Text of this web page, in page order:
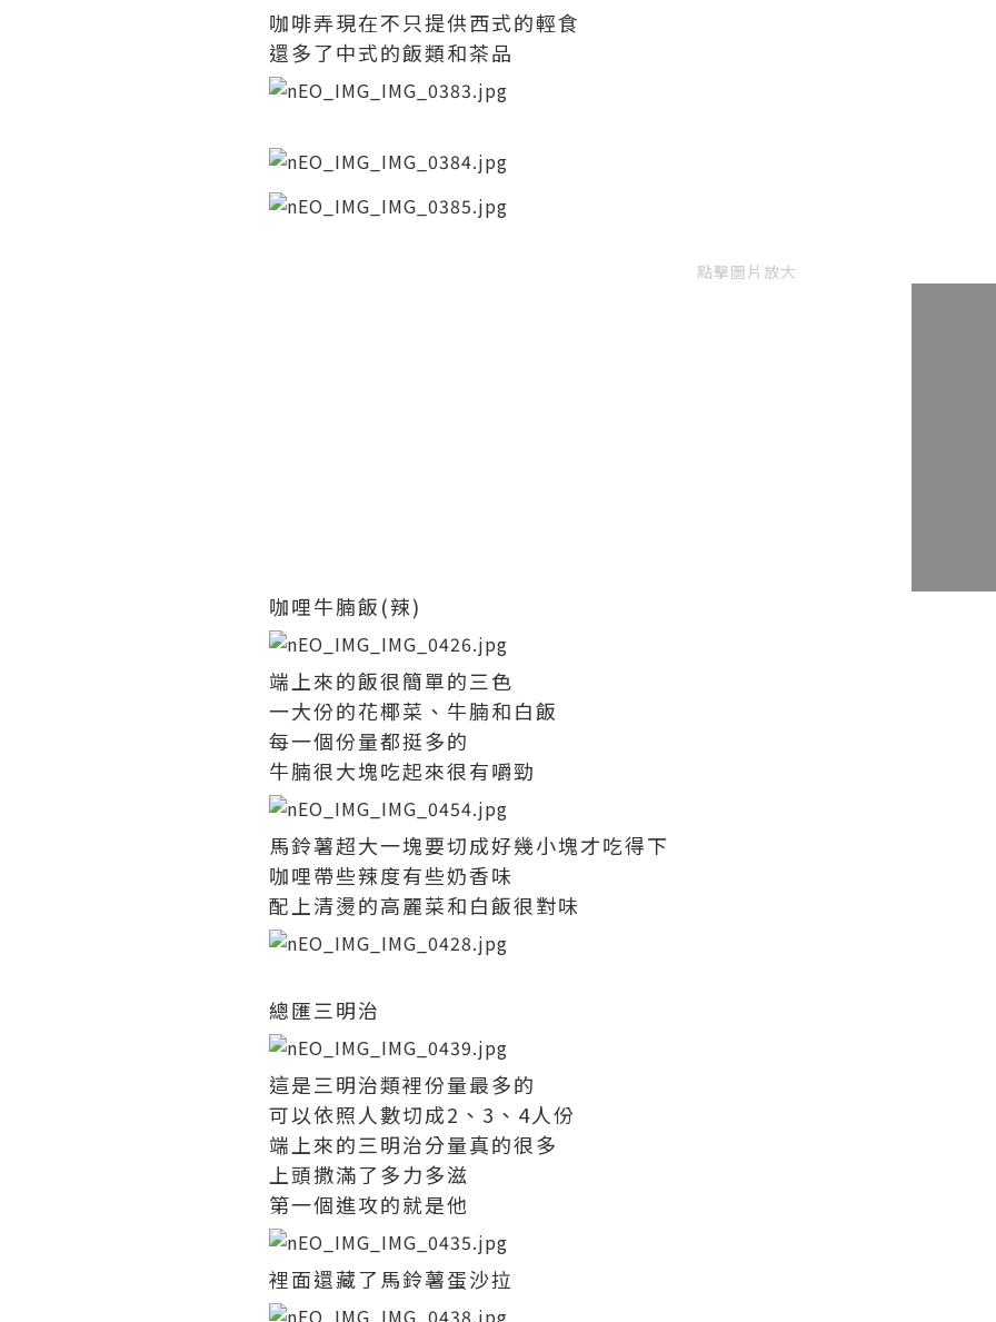
咖啡弄現在不只提供西式的輕食
還多了中式的飯類和茶品
點擊圖片放大
咖哩牛腩飯(辣)
端上來的飯很簡單的三色
一大份的花椰菜、牛腩和白飯
每一個份量都挺多的
牛腩很大塊吃起來很有嚼勁
馬鈴薯超大一塊要切成好幾小塊才吃得下
咖哩帶些辣度有些奶香味
配上清燙的高麗菜和白飯很對味
總匯三明治
這是三明治類裡份量最多的
可以依照人數切成2、3、4人份
端上來的三明治分量真的很多
上頭撒滿了多力多滋
第一個進攻的就是他
裡面還藏了馬鈴薯蛋沙拉